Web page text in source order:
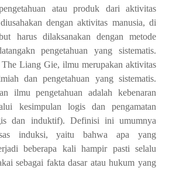
atau produk dari aktivitas
dengan aktivitas manusia, di
harus dilaksanakan dengan metode
pengetahuan yang sistematis.
Liang Gie, ilmu merupakan aktivitas
dan pengetahuan yang sistematis.
ilmu pengetahuan adalah kebenaran
kesimpulan logis dan pengamatan
dan induktif). Definisi ini umumnya
induksi, yaitu bahwa apa yang
beberapa kali hampir pasti selalu
sebagai fakta dasar atau hukum yang